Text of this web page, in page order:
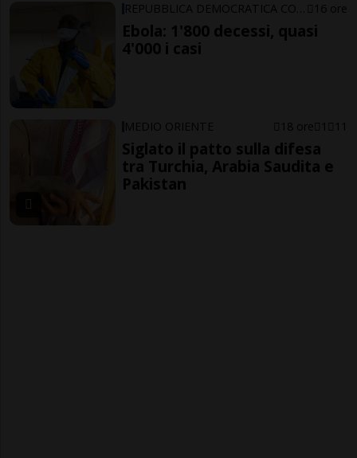
16 ore
Ebola: 1'800 decessi, quasi
4'000 i casi
MEDIO ORIENTE 18 ore 1 11
Siglato il patto sulla difesa
tra Turchia, Arabia Saudita e
Pakistan